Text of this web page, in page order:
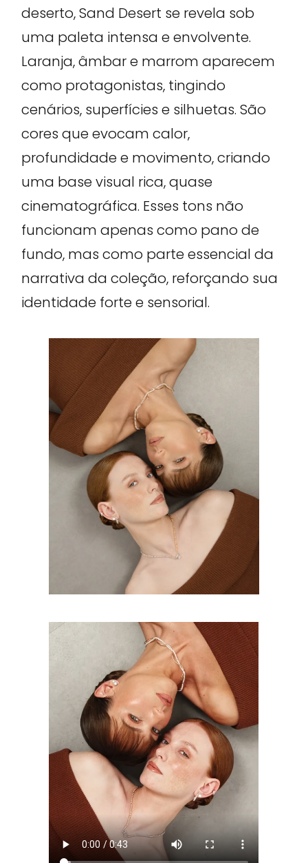
deserto, Sand Desert se revela sob
uma paleta intensa e envolvente.
Laranja, âmbar e marrom aparecem
como protagonistas, tingindo
cenários, superfícies e silhuetas. São
cores que evocam calor,
profundidade e movimento, criando
uma base visual rica, quase
cinematográfica. Esses tons não
funcionam apenas como pano de
fundo, mas como parte essencial da
narrativa da coleção, reforçando sua
identidade forte e sensorial.